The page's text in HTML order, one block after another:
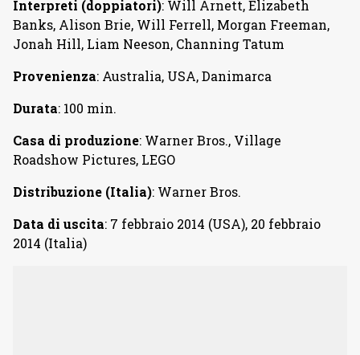
Interpreti (doppiatori): Will Arnett, Elizabeth
Banks, Alison Brie, Will Ferrell, Morgan Freeman,
Jonah Hill, Liam Neeson, Channing Tatum
Provenienza: Australia, USA, Danimarca
Durata: 100 min.
Casa di produzione: Warner Bros., Village
Roadshow Pictures, LEGO
Distribuzione (Italia): Warner Bros.
Data di uscita: 7 febbraio 2014 (USA), 20 febbraio
2014 (Italia)